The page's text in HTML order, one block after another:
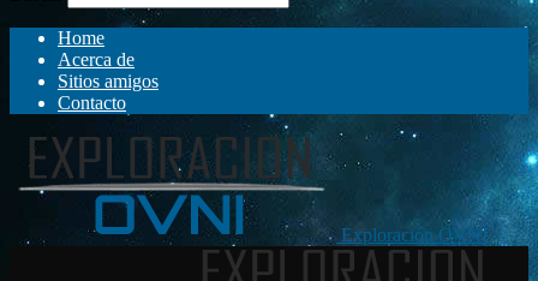
Home
Acerca de
Sitios amigos
Contacto
Exploración OVNI